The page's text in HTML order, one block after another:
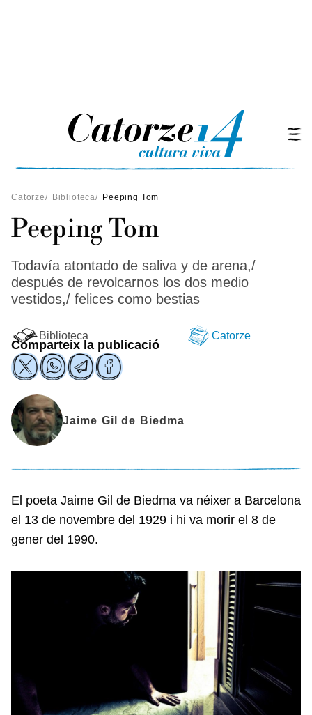
Catorze/ Biblioteca/ Peeping Tom
Peeping Tom
Todavía atontado de saliva y de arena,/
después de revolcarnos los dos medio
vestidos,/ felices como bestias
Biblioteca Catorze
Comparteix la publicació
Jaime Gil de Biedma
El poeta Jaime Gil de Biedma va néixer a Barcelona
el 13 de novembre del 1929 i hi va morir el 8 de
gener del 1990.